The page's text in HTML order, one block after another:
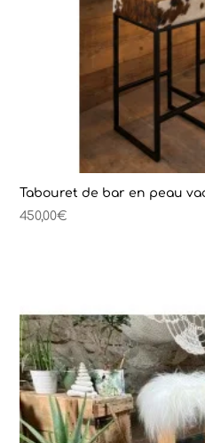
Tabouret de bar en peau
450,00€